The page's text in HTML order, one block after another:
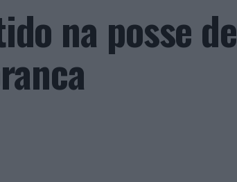
na posse de